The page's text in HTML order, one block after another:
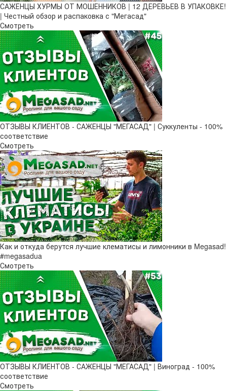
САЖЕНЦЫ ХУРМЫ ОТ МОШЕННИКОВ | 12 ДЕРЕВЬЕВ В УПАКОВКЕ!
| Честный обзор и распаковка с "Мегасад"
Смотреть
ОТЗЫВЫ КЛИЕНТОВ - САЖЕНЦЫ "МЕГАСАД" | Суккуленты - 100%
соответствие
Смотреть
Как и откуда берутся лучшие клематисы и лимонники в Megasad!
#megasadua
Смотреть
ОТЗЫВЫ КЛИЕНТОВ - САЖЕНЦЫ "МЕГАСАД" | Виноград - 100%
соответствие
Смотреть